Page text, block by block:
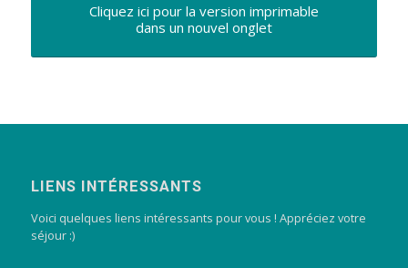
Cliquez ici pour la version imprimable
dans un nouvel onglet
LIENS INTÉRESSANTS
Voici quelques liens intéressants pour vous ! Appréciez votre
séjour :)